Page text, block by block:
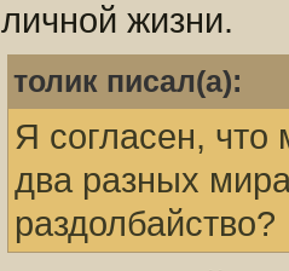
личной жизни.
толик писал(а):
Я согласен,
два разных
раздолбайство?